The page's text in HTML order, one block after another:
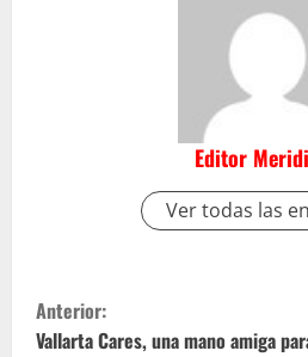
Editor
Ver todas las
S
Anterior:
Vallarta Cares, una mano amiga